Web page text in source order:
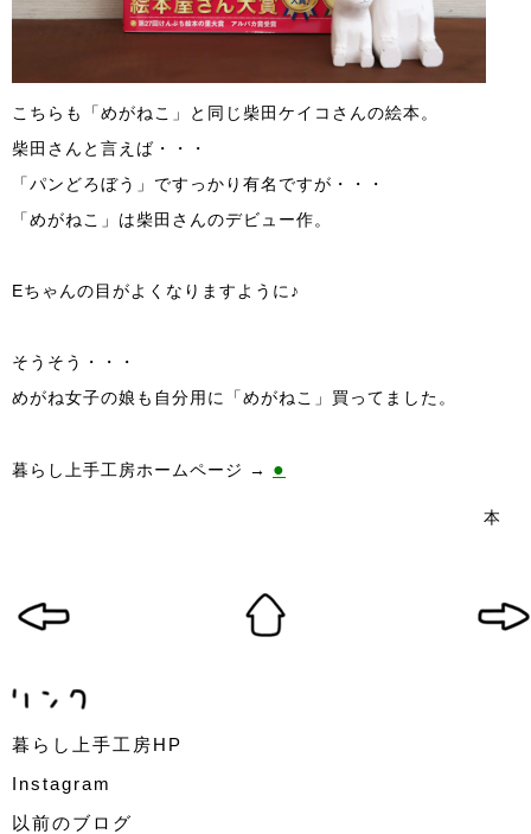
こちらも「めがねこ」と同じ柴田ケイコさんの絵本。
柴田さんと言えば・・・
「パンどろぼう」ですっかり有名ですが・・・
「めがねこ」は柴田さんのデビュー作。
Eちゃんの目がよくなりますように♪
そうそう・・・
めがね女子の娘も自分用に「めがねこ」買ってました。
暮らし上手工房ホームページ → ●
本
暮らし上手工房HP
Instagram
以前のブログ